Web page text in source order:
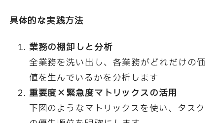
具体的な実践方法
業務の棚卸しと分析
全業務を洗い出し、各業務がどれだけの価
値を生んでいるかを分析します
重要度×緊急度マトリックスの活用
下図のようなマトリックスを使い、タスク